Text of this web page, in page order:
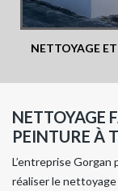
NETTOYAGE
NETTOYAGE
PEINTURE À
L’entreprise
réaliser le nettoyage